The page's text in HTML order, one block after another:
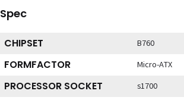
Spec
CHIPSET B760
FORMFACTOR Micro-ATX
PROCESSOR SOCKET s1700